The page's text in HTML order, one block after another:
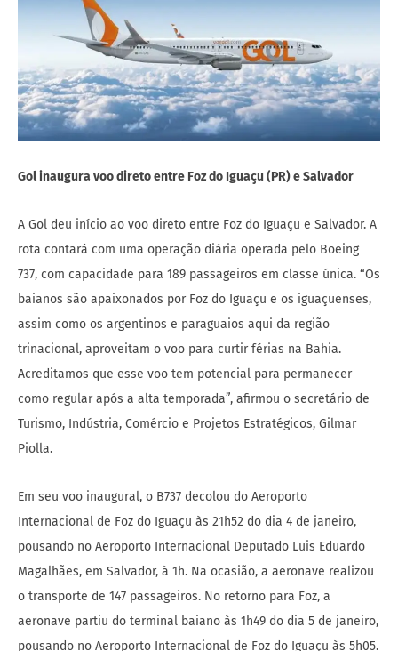
Gol inaugura voo direto entre Foz do Iguaçu (PR) e Salvador
A Gol deu início ao voo direto entre Foz do Iguaçu e Salvador. A
rota contará com uma operação diária operada pelo Boeing
737, com capacidade para 189 passageiros em classe única. “Os
baianos são apaixonados por Foz do Iguaçu e os iguaçuenses,
assim como os argentinos e paraguaios aqui da região
trinacional, aproveitam o voo para curtir férias na Bahia.
Acreditamos que esse voo tem potencial para permanecer
como regular após a alta temporada”, afirmou o secretário de
Turismo, Indústria, Comércio e Projetos Estratégicos, Gilmar
Piolla.
Em seu voo inaugural, o B737 decolou do Aeroporto
Internacional de Foz do Iguaçu às 21h52 do dia 4 de janeiro,
pousando no Aeroporto Internacional Deputado Luis Eduardo
Magalhães, em Salvador, à 1h. Na ocasião, a aeronave realizou
o transporte de 147 passageiros. No retorno para Foz, a
aeronave partiu do terminal baiano às 1h49 do dia 5 de janeiro,
pousando no Aeroporto Internacional de Foz do Iguaçu às 5h05.